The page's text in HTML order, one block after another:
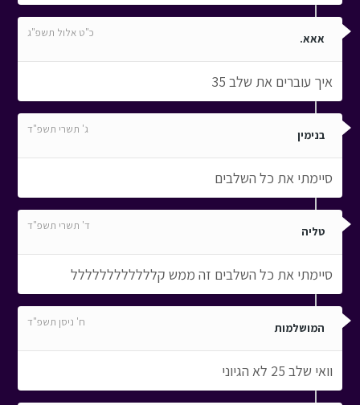
אאא. כ"ט אלול תשפ"ג
איך עוברים את שלב 35
בנימין ג' תשרי תשפ"ד
סיימתי את כל השלבים
טליה ד' תשרי תשפ"ד
סיימתי את כל השלבים זה ממש קלללללללללללל
המושלמות ח' ניסן תשפ"ד
וואי שלב 25 לא הגיוני